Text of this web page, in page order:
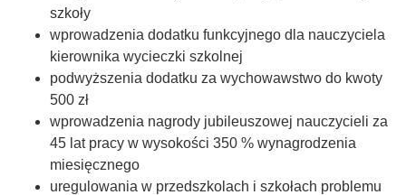
szkoły
wprowadzenia dodatku funkcyjnego dla nauczyciela
kierownika wycieczki szkolnej
podwyższenia dodatku za wychowawstwo do kwoty
500 zł
wprowadzenia nagrody jubileuszowej nauczycieli za
45 lat pracy w wysokości 350 % wynagrodzenia
miesięcznego
uregulowania w przedszkolach i szkołach problemu